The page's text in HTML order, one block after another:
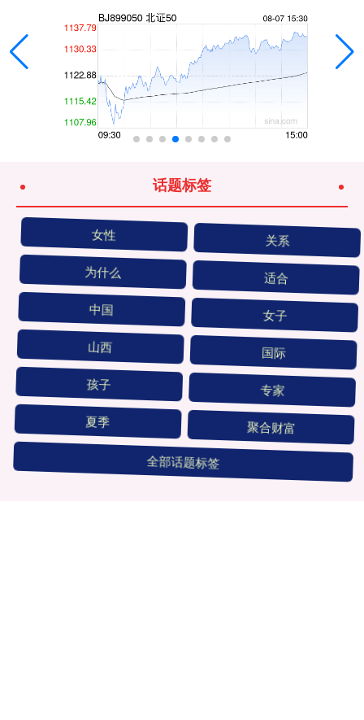
话题标签
女性 关系
为什么 适合
中国 女子
山西 国际
孩子 专家
夏季 聚合财富
全部话题标签